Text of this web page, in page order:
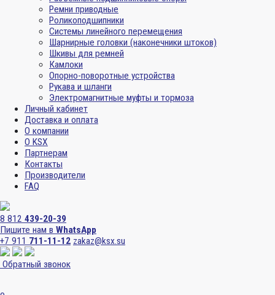
Ремни приводные
Роликоподшипники
Системы линейного перемещения
Шарнирные головки (наконечники штоков)
Шкивы для ремней
Камлоки
Опорно-поворотные устройства
Рукава и шланги
Электромагнитные муфты и тормоза
Личный кабинет
Доставка и оплата
О компании
О KSX
Партнерам
Контакты
Производители
FAQ
8 812 439-20-39
Пишите нам в WhatsApp
+7 911 711-11-12 zakaz@ksx.su
Обратный звонок